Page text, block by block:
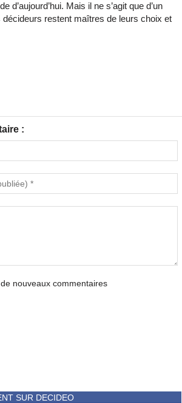
d’aujourd’hui. Mais il ne s’agit que d’un
décideurs restent maîtres de leurs choix et
:
nouveaux commentaires
SUR DECIDEO